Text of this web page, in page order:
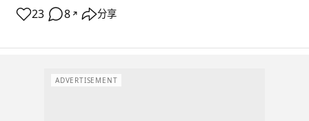
23 8 ↗ 分享
ADVERTISEMENT